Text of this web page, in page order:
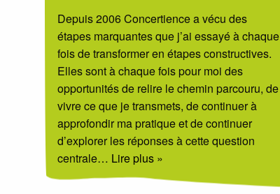
Depuis 2006 Concertience a vécu des
étapes marquantes que j’ai essayé à chaque
fois de transformer en étapes constructives.
Elles sont à chaque fois pour moi des
opportunités de relire le chemin parcouru, de
vivre ce que je transmets, de continuer à
approfondir ma pratique et de continuer
d’explorer les réponses à cette question
centrale… Lire plus »